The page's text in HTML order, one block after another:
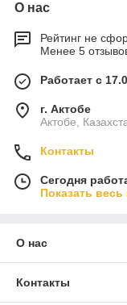
О нас
Рейтинг не
Менее 5
Работает с
г. Актобе
Актобе,
Контакты
Сегодня
Показать
О нас
Контакты